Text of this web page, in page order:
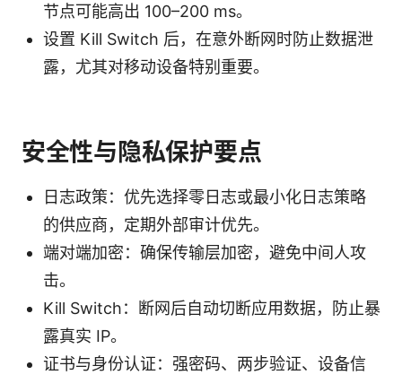
节点可能高出 100–200 ms。
设置 Kill Switch 后，在意外断网时防止数据泄
露，尤其对移动设备特别重要。
安全性与隐私保护要点
日志政策：优先选择零日志或最小化日志策略
的供应商，定期外部审计优先。
端对端加密：确保传输层加密，避免中间人攻
击。
Kill Switch：断网后自动切断应用数据，防止暴
露真实 IP。
证书与身份认证：强密码、两步验证、设备信